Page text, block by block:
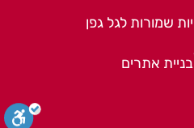
בניית אתרים